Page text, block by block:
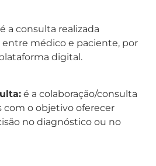
a consulta realizada
médico e paciente, por
digital.
é a colaboração/consulta
com o objetivo oferecer
no diagnóstico ou no